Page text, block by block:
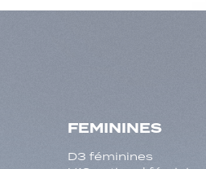
FEMININES
D3 féminines